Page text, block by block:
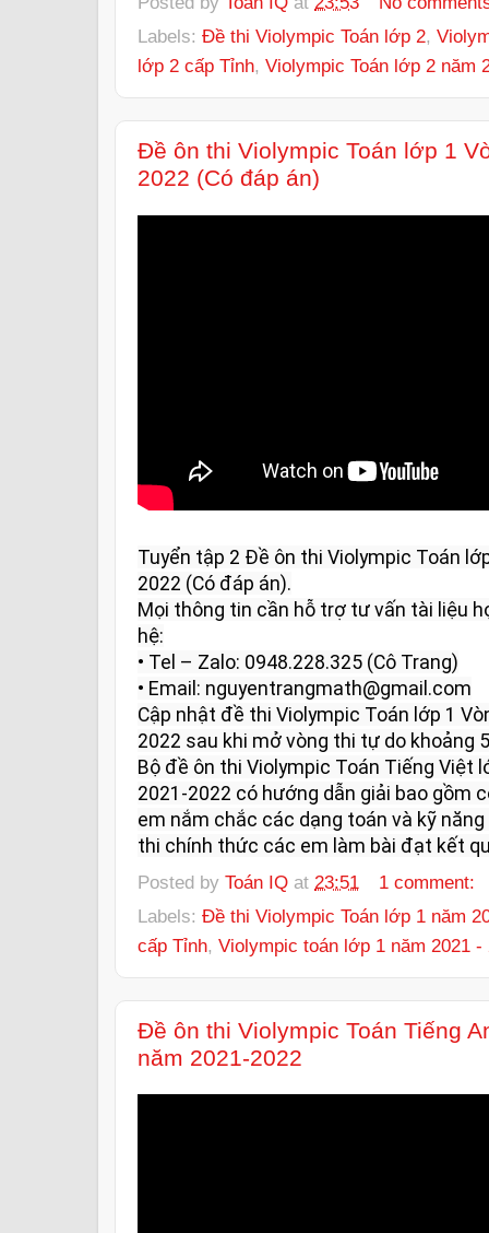
Labels: Đề thi Violympic Toán lớp 2,
lớp 2 cấp Tỉnh, Violympic Toán lớp 2 năm
Đề ôn thi Violympic Toán lớp 1
2022 (Có đáp án)
Tuyển tập 2 Đề ôn thi Violympic Toán
2022 (Có đáp án).
Mọi thông tin cần hỗ trợ tư vấn tài liệu
hệ:
• Tel – Zalo: 0948.228.325 (Cô Trang)
• Email: nguyentrangmath@gmail.com
Cập nhật đề thi Violympic Toán lớp 1
2022 sau khi mở vòng thi tự do khoảng
Bộ đề ôn thi Violympic Toán Tiếng Việt
2021-2022 có hướng dẫn giải bao gồm
em nắm chắc các dạng toán và kỹ
thi chính thức các em làm bài đạt kết
Posted by Toán IQ at 23:51
1 comment:
Labels: Đề thi Violympic Toán lớp 1 năm
cấp Tỉnh, Violympic toán lớp 1 năm 2021 -
Đề ôn thi Violympic Toán Tiếng
năm 2021-2022